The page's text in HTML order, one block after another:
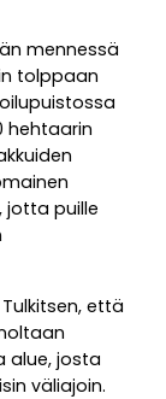
mennessä
tolppaan
hehtaarin
jotta puille
että
alue, josta
väliajoin.